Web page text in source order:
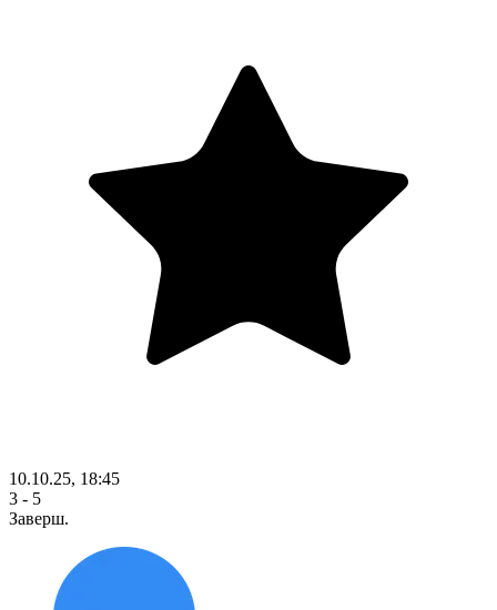
10.10.25, 18:45
3 - 5
Заверш.